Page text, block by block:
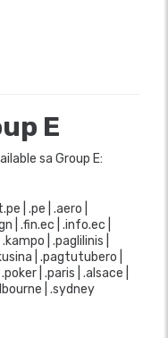
E
sa Group E:
| .pe | .aero |
| .fin.ec | .info.ec |
| .paglilinis |
| .pagtutubero |
| .paris | .alsace |
| .sydney